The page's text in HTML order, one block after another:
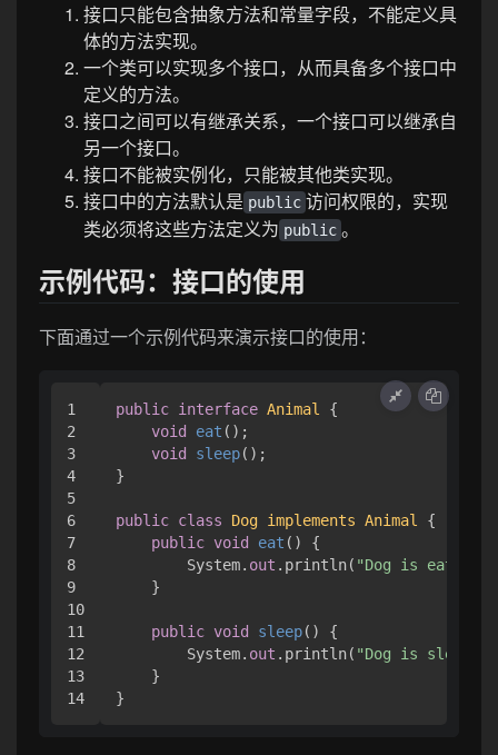
接口只能包含抽象方法和常量字段，不能定义具
体的方法实现。
一个类可以实现多个接口，从而具备多个接口中
定义的方法。
接口之间可以有继承关系，一个接口可以继承自
另一个接口。
接口不能被实例化，只能被其他类实现。
接口中的方法默认是 public 访问权限的，实现
类必须将这些方法定义为 public 。
示例代码：接口的使用
下面通过一个示例代码来演示接口的使用：
1
2
3
4
5
6
7
8
9
10
11
12
13
public interface Animal
{
void
eat () ;
void
sleep() ;
}
public class Dog implements Animal
{
public void eat ()
{
        System.
out .println( "Dog is eating."
    }
public void sleep()
{
        System.
out .println( "Dog is
    }
}